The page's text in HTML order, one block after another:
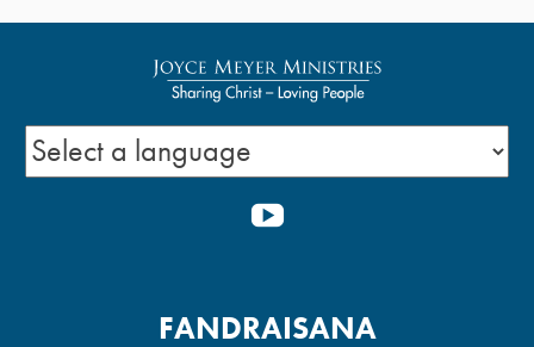
FAHONONANTENA -1
FANAMPIANA HO AN’NY
OLONA KIZITINA -2
OLONA KIZITINA -1
FANDRAISANA